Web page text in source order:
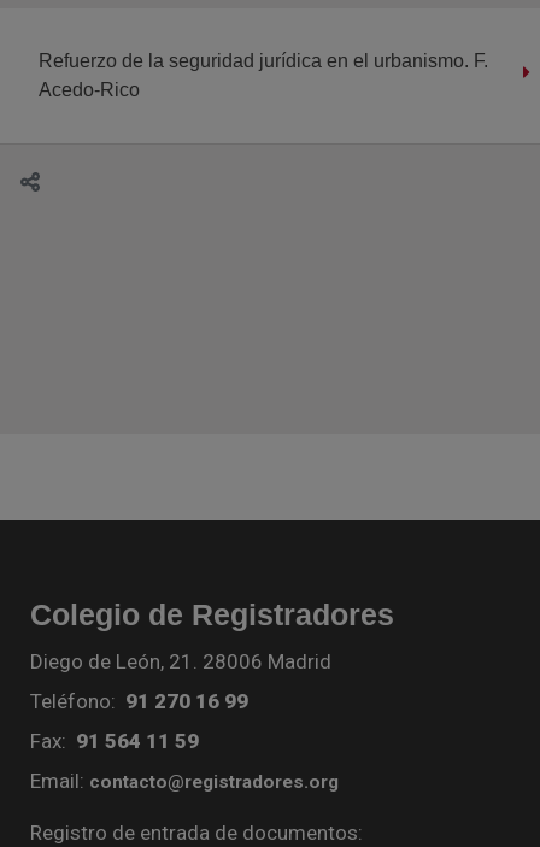
Refuerzo de la seguridad jurídica en el urbanismo. F.
Acedo-Rico
Colegio de Registradores
Diego de León, 21. 28006 Madrid
Teléfono: 91 270 16 99
Fax: 91 564 11 59
Email: contacto@registradores.org
Registro de entrada de documentos: